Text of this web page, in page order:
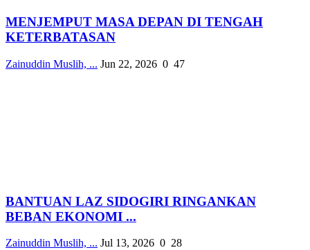
MENJEMPUT MASA DEPAN DI TENGAH
KETERBATASAN
Zainuddin Muslih, ... Jun 22, 2026 0 47
BANTUAN LAZ SIDOGIRI RINGANKAN
BEBAN EKONOMI ...
Zainuddin Muslih, ... Jul 13, 2026 0 28